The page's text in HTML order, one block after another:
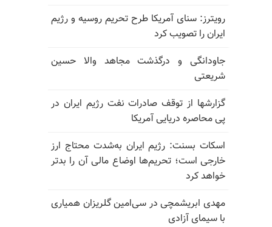
رویترز: سنای آمریکا طرح تحریم روسیه و رژیم
ایران را تصویب کرد
جاودانگی و درگذشت مجاهد والا حسین
شریعتی
گزارشها از توقف صادرات نفت رژیم ایران در
پی محاصره دریایی آمریکا
اسکات بسنت: رژیم ایران به‌شدت محتاج ارز
خارجی است؛ تحریم‌ها اوضاع مالی آن را بدتر
خواهد کرد
مهدی ابریشمچی در سی‌امین گلریزان همیاری
با سیمای آزادی